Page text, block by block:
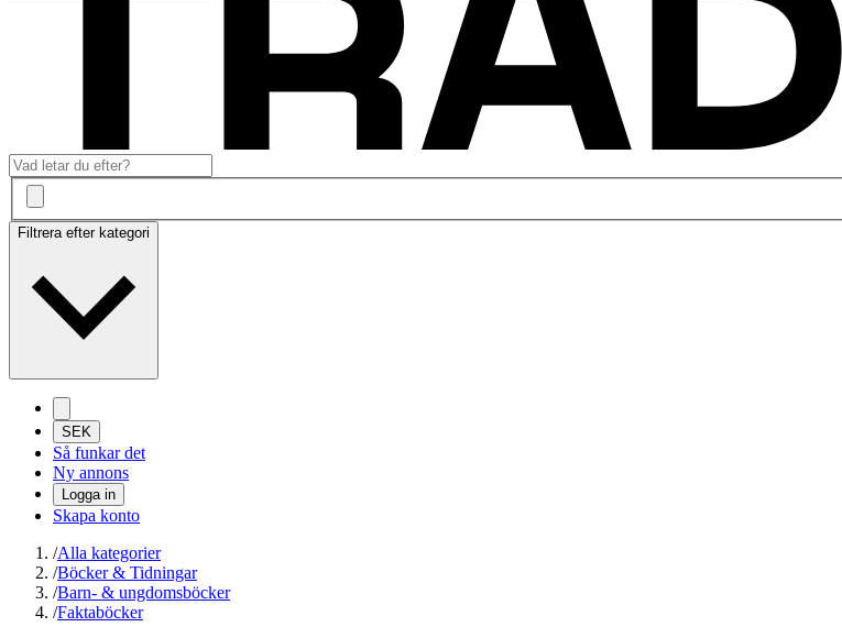
Filtrera efter kategori
SEK
Så funkar det
Ny annons
Logga in
Skapa konto
/Alla kategorier
/Böcker & Tidningar
/Barn- & ungdomsböcker
/Faktaböcker